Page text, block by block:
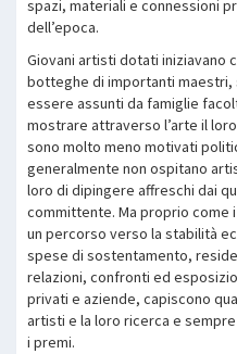
spazi, materiali e connessioni
dell’epoca.
Giovani artisti dotati iniziavano
botteghe di importanti
essere assunti da famiglie
mostrare attraverso l’arte il
sono molto meno motivati
generalmente non ospitano
loro di dipingere affreschi dai
committente. Ma proprio come
un percorso verso la stabilità
spese di sostentamento,
relazioni, confronti ed
privati e aziende, capiscono
artisti e la loro ricerca e
i premi.